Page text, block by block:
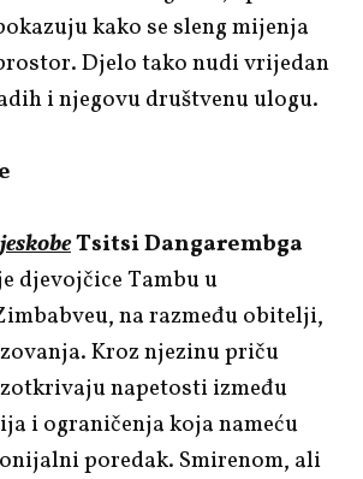
kako se sleng mijenja
Djelo tako nudi vrijedan
i njegovu društvenu ulogu.
Tsitsi Dangarembga
djevojčice Tambu u
na razmeđu obitelji,
Kroz njezinu priču
napetosti između
i ograničenja koja nameću
poredak. Smirenom, ali